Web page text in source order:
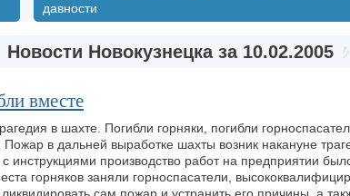
давности
Новости Новокузнецка за 10.02.2005
вместе
в шахте. Погибли горняки, погибли
Пожар в дальней выработке шахты возник накануне
с инструкциями производство работ на предприятии
горняков заняли горноспасатели,